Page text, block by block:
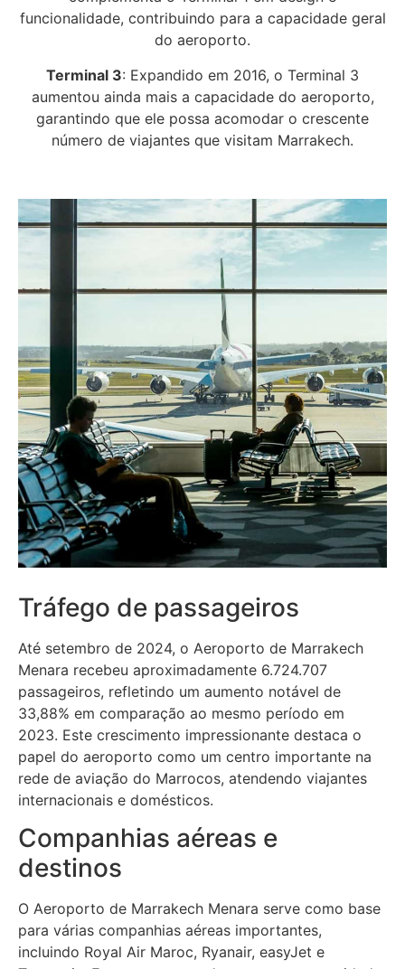
funcionalidade, contribuindo para a capacidade geral
do aeroporto.
Terminal 3: Expandido em 2016, o Terminal 3
aumentou ainda mais a capacidade do aeroporto,
garantindo que ele possa acomodar o crescente
número de viajantes que visitam Marrakech.
Tráfego de passageiros
Até setembro de 2024, o Aeroporto de Marrakech
Menara recebeu aproximadamente 6.724.707
passageiros, refletindo um aumento notável de
33,88% em comparação ao mesmo período em
2023. Este crescimento impressionante destaca o
papel do aeroporto como um centro importante na
rede de aviação do Marrocos, atendendo viajantes
internacionais e domésticos.
Companhias aéreas e
destinos
O Aeroporto de Marrakech Menara serve como base
para várias companhias aéreas importantes,
incluindo Royal Air Maroc, Ryanair, easyJet e